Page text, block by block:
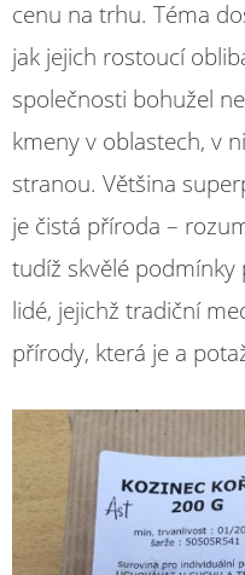
cenu na trhu. Téma
jak jejich rostoucí
společnosti bohužel
kmeny v oblastech, v
stranou. Většina
je čistá příroda –
tudíž skvělé
lidé, jejichž tradiční
přírody, která je a